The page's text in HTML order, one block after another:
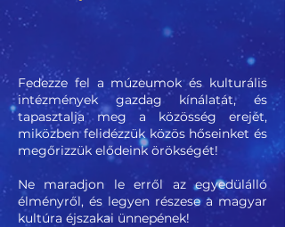
Fedezze fel a múzeumok és kulturális
intézmények gazdag kínálatát, és
tapasztalja meg a közösség erejét,
miközben felidézzük közös hőseinket és
megőrizzük elődeink örökségét!
Ne maradjon le erről az egyedülálló
élményről, és legyen részese a magyar
kultúra éjszakai ünnepének!